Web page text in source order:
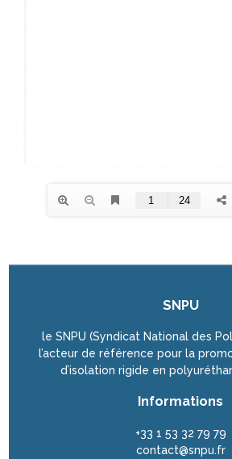
SNPU
le SNPU (Syndicat National des
l’acteur de référence pour la
d’isolation rigide en
Informations
+33 1 53 32 79 79
contact@snpu.fr